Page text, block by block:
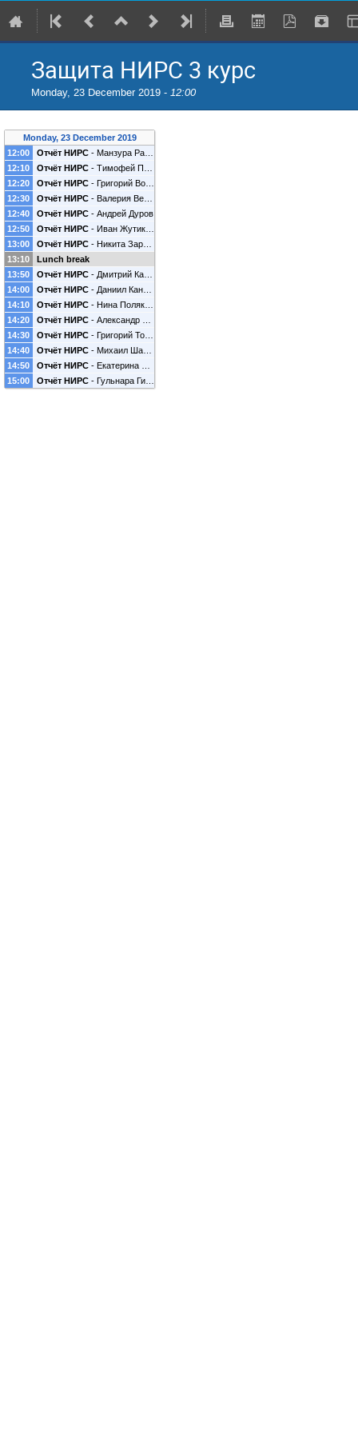
Защита НИРС 3 курс
Monday, 23 December 2019 - 12:00
Monday, 23 December 2019
12:00
Отчёт НИРС- Манзура Рахимова
12:10
Отчёт НИРС- Тимофей Петров
12:20
Отчёт НИРС- Григорий Воробьёв
12:30
Отчёт НИРС- Валерия Верзакова
12:40
Отчёт НИРС- Андрей Дуров
12:50
Отчёт НИРС- Иван Жутиков
13:00
Отчёт НИРС- Никита Зарецкий
13:10
Lunch break
13:50
Отчёт НИРС- Дмитрий Калашников
14:00
Отчёт НИРС- Даниил Кандыбин
14:10
Отчёт НИРС- Нина Полякова
14:20
Отчёт НИРС- Александр Худов
14:30
Отчёт НИРС- Григорий Толкачёв
14:40
Отчёт НИРС- Михаил Шадрин
14:50
Отчёт НИРС- Екатерина Чуева
15:00
Отчёт НИРС- Гульнара Гильмиярова